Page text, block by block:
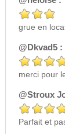
grue en
@Dkvad5 :
merci pour
@Stroux
Parfait et